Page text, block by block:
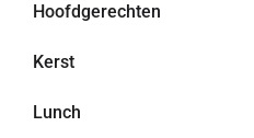
Hoofdgerechten
Kerst
Lunch